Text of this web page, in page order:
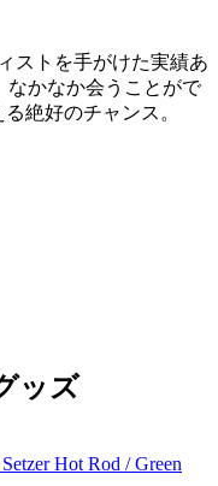
ストを手がけた実績あ
なかなか会うことがで
絶好のチャンス。
ッズ
Hot Rod / Green